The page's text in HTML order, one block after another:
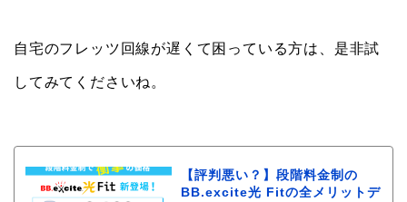
自宅のフレッツ回線が遅くて困っている方は、是非試
してみてくださいね。
【評判悪い？】段階料金制の
BB.excite光 Fitの全メリットデ